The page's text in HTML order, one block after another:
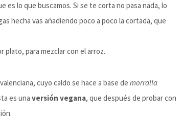
es lo que buscamos. Si se te corta no pasa nada, lo
hecha vas añadiendo poco a poco la cortada, que
plato, para mezclar con el arroz.
cuyo caldo se hace a base de morralla
es una versión vegana, que después de probar con